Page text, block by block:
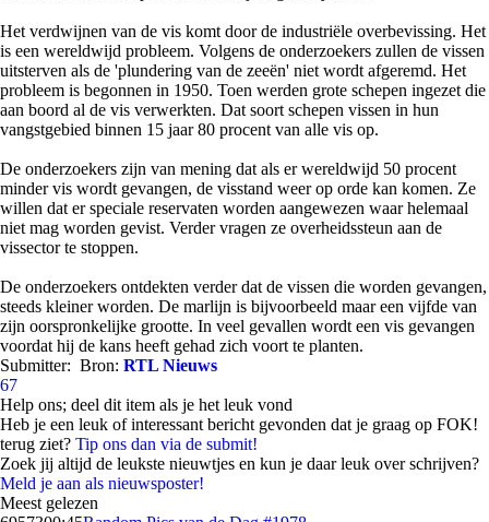
Het verdwijnen van de vis komt door de industriële overbevissing. Het
is een wereldwijd probleem. Volgens de onderzoekers zullen de vissen
uitsterven als de 'plundering van de zeeën' niet wordt afgeremd. Het
probleem is begonnen in 1950. Toen werden grote schepen ingezet die
aan boord al de vis verwerkten. Dat soort schepen vissen in hun
vangstgebied binnen 15 jaar 80 procent van alle vis op.
De onderzoekers zijn van mening dat als er wereldwijd 50 procent
minder vis wordt gevangen, de visstand weer op orde kan komen. Ze
willen dat er speciale reservaten worden aangewezen waar helemaal
niet mag worden gevist. Verder vragen ze overheidssteun aan de
vissector te stoppen.
De onderzoekers ontdekten verder dat de vissen die worden gevangen,
steeds kleiner worden. De marlijn is bijvoorbeeld maar een vijfde van
zijn oorspronkelijke grootte. In veel gevallen wordt een vis gevangen
voordat hij de kans heeft gehad zich voort te planten.
Submitter: Bron: RTL Nieuws
67
Help ons; deel dit item als je het leuk vond
Heb je een leuk of interessant bericht gevonden dat je graag op FOK!
terug ziet? Tip ons dan via de submit!
Zoek jij altijd de leukste nieuwtjes en kun je daar leuk over schrijven?
Meld je aan als nieuwsposter!
Meest gelezen